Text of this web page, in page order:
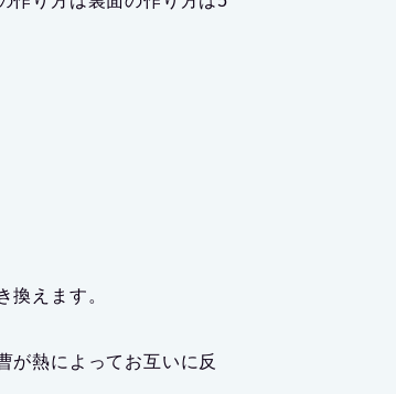
換えます。
が熱によってお互いに反